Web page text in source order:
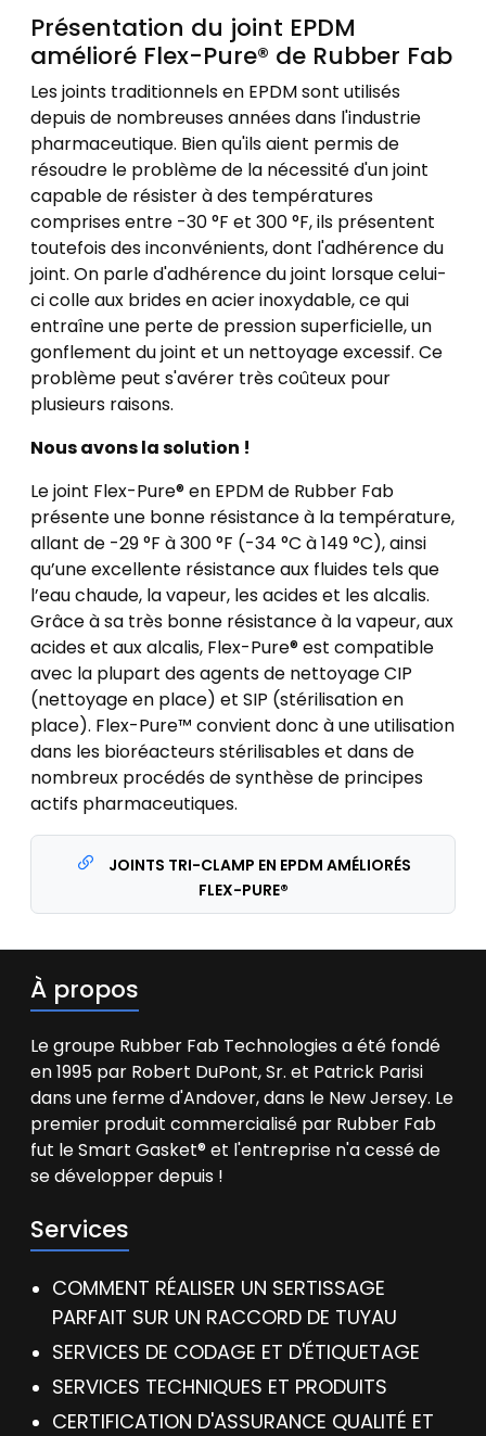
Présentation du joint EPDM
amélioré Flex-Pure® de Rubber Fab
Les joints traditionnels en EPDM sont utilisés
depuis de nombreuses années dans l'industrie
pharmaceutique. Bien qu'ils aient permis de
résoudre le problème de la nécessité d'un joint
capable de résister à des températures
comprises entre -30 °F et 300 °F, ils présentent
toutefois des inconvénients, dont l'adhérence du
joint. On parle d'adhérence du joint lorsque celui-
ci colle aux brides en acier inoxydable, ce qui
entraîne une perte de pression superficielle, un
gonflement du joint et un nettoyage excessif. Ce
problème peut s'avérer très coûteux pour
plusieurs raisons.
Nous avons la solution !
Le joint Flex-Pure® en EPDM de Rubber Fab
présente une bonne résistance à la température,
allant de -29 °F à 300 °F (-34 °C à 149 °C), ainsi
qu’une excellente résistance aux fluides tels que
l’eau chaude, la vapeur, les acides et les alcalis.
Grâce à sa très bonne résistance à la vapeur, aux
acides et aux alcalis, Flex-Pure® est compatible
avec la plupart des agents de nettoyage CIP
(nettoyage en place) et SIP (stérilisation en
place). Flex-Pure™ convient donc à une utilisation
dans les bioréacteurs stérilisables et dans de
nombreux procédés de synthèse de principes
actifs pharmaceutiques.
JOINTS TRI-CLAMP EN EPDM AMÉLIORÉS
FLEX-PURE®
À propos
Le groupe Rubber Fab Technologies a été fondé
en 1995 par Robert DuPont, Sr. et Patrick Parisi
dans une ferme d'Andover, dans le New Jersey. Le
premier produit commercialisé par Rubber Fab
fut le Smart Gasket® et l'entreprise n'a cessé de
se développer depuis !
Services
COMMENT RÉALISER UN SERTISSAGE
PARFAIT SUR UN RACCORD DE TUYAU
SERVICES DE CODAGE ET D'ÉTIQUETAGE
SERVICES TECHNIQUES ET PRODUITS
CERTIFICATION D'ASSURANCE QUALITÉ ET